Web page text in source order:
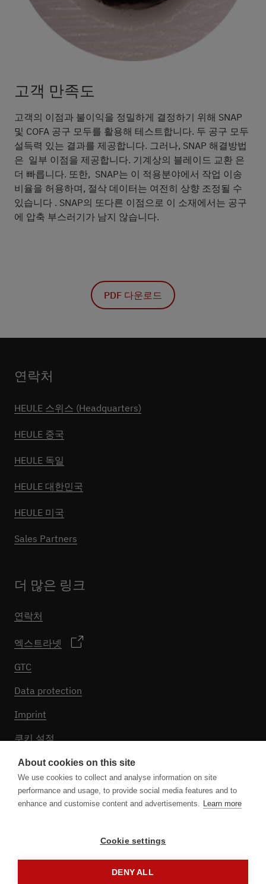
고객 만족도
고객의 이점과 불이익을 정밀하게 결정하기 위해 SNAP
및 COFA 공구 모두를 활용해 테스트합니다. 두 공구 모두
설득력 있는 결과를 제공합니다. 그러나, SNAP 해결방법
은 일부 이점을 제공합니다. 기계상의 블레이드 교환 은
더 빠릅니다. 또한, SNAP는 이 적용분야에서 작업 이송
비율을 허용하며, 절삭 데이터는 여전히 상향 조정될 수
있습니다 . SNAP의 또다른 이점으로 이 소재에서는 공구
에 압축 부스러기가 남지 않습니다.
PDF 다운로드
연락처
HEULE 스위스 (Headquarters)
HEULE 중국
HEULE 독일
HEULE 대한민국
HEULE 미국
Sales Partners
더 많은 링크
연락처
엑스트라넷
GTC
Data protection
Imprint
쿠키 설정
팔로우하기
About cookies on this site
We use cookies to collect and analyse information on site
performance and usage, to provide social media features and to
enhance and customise content and advertisements. Learn more
Cookie settings
DENY ALL